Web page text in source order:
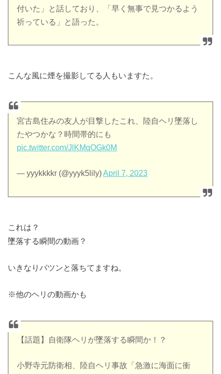
付いた」と話しており、「早く無事で見つかるよう
祈っている」と語った。
こんな風に煙を撮影してる人もいますた。
宮古島住みの友人が目撃したこれ、陸自ヘリ墜落し
たやつかな？時間帯的にも
pic.twitter.com/JlKMqOGk0M
— yyykkkkr (@yyyk5lily)April 7, 2023
これは？
墜落する瞬間の動画？
いきなりパツンと落ちてますね。
※他のヘリの動画かも
【話題】自衛隊ヘリが墜落する瞬間か！？
小野寺元防衛相、陸自ヘリ事故「急激に海面に衝